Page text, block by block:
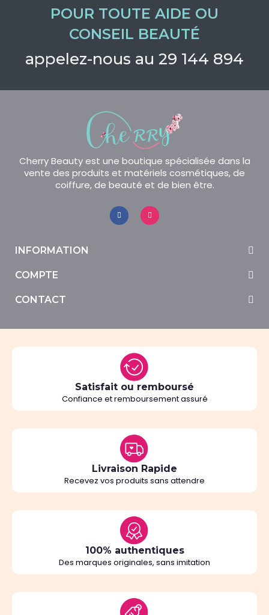
POUR TOUTE AIDE OU
CONSEIL BEAUTÉ
appelez-nous au 29 144 894
Cherry Beauty est une boutique spécialisée dans la
vente des produits et matériels cosmétiques, de
coiffure, de beauté et de bien être.
INFORMATION
COMPTE
CONTACT
Satisfait ou remboursé
Confiance et remboursement assuré
Livraison Rapide
Recevez vos produits sans attendre
100% authentiques
Des marques originales, sans imitation